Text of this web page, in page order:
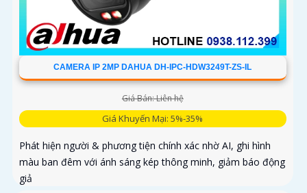
CAMERA IP 2MP DAHUA DH-IPC-HDW3249T-ZS-IL
Giá Bán: Liên hệ
Giá Khuyến Mại: 5%-35%
Phát hiện người & phương tiện chính xác nhờ AI, ghi hình
màu ban đêm với ánh sáng kép thông minh, giảm báo động
giả